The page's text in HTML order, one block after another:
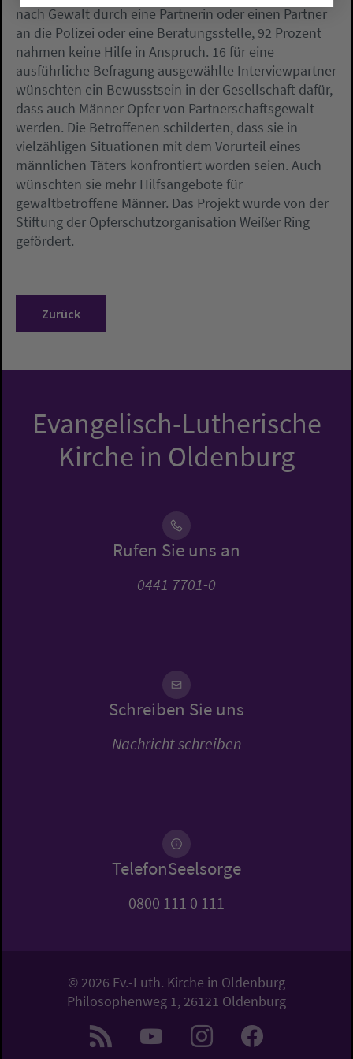
nach Gewalt durch eine Partnerin oder einen Partner
an die Polizei oder eine Beratungsstelle, 92 Prozent
nahmen keine Hilfe in Anspruch. 16 für eine
ausführliche Befragung ausgewählte Interviewpartner
wünschten ein Bewusstsein in der Gesellschaft dafür,
dass auch Männer Opfer von Partnerschaftsgewalt
werden. Die Betroffenen schilderten, dass sie in
vielzähligen Situationen mit dem Vorurteil eines
männlichen Täters konfrontiert worden seien. Auch
wünschten sie mehr Hilfsangebote für
gewaltbetroffene Männer. Das Projekt wurde von der
Stiftung der Opferschutzorganisation Weißer Ring
gefördert.
Zurück
Evangelisch-Lutherische
Kirche in Oldenburg
Rufen Sie uns an
0441 7701-0
Schreiben Sie uns
Nachricht schreiben
TelefonSeelsorge
0800 111 0 111
© 2026 Ev.-Luth. Kirche in Oldenburg
Philosophenweg 1, 26121 Oldenburg